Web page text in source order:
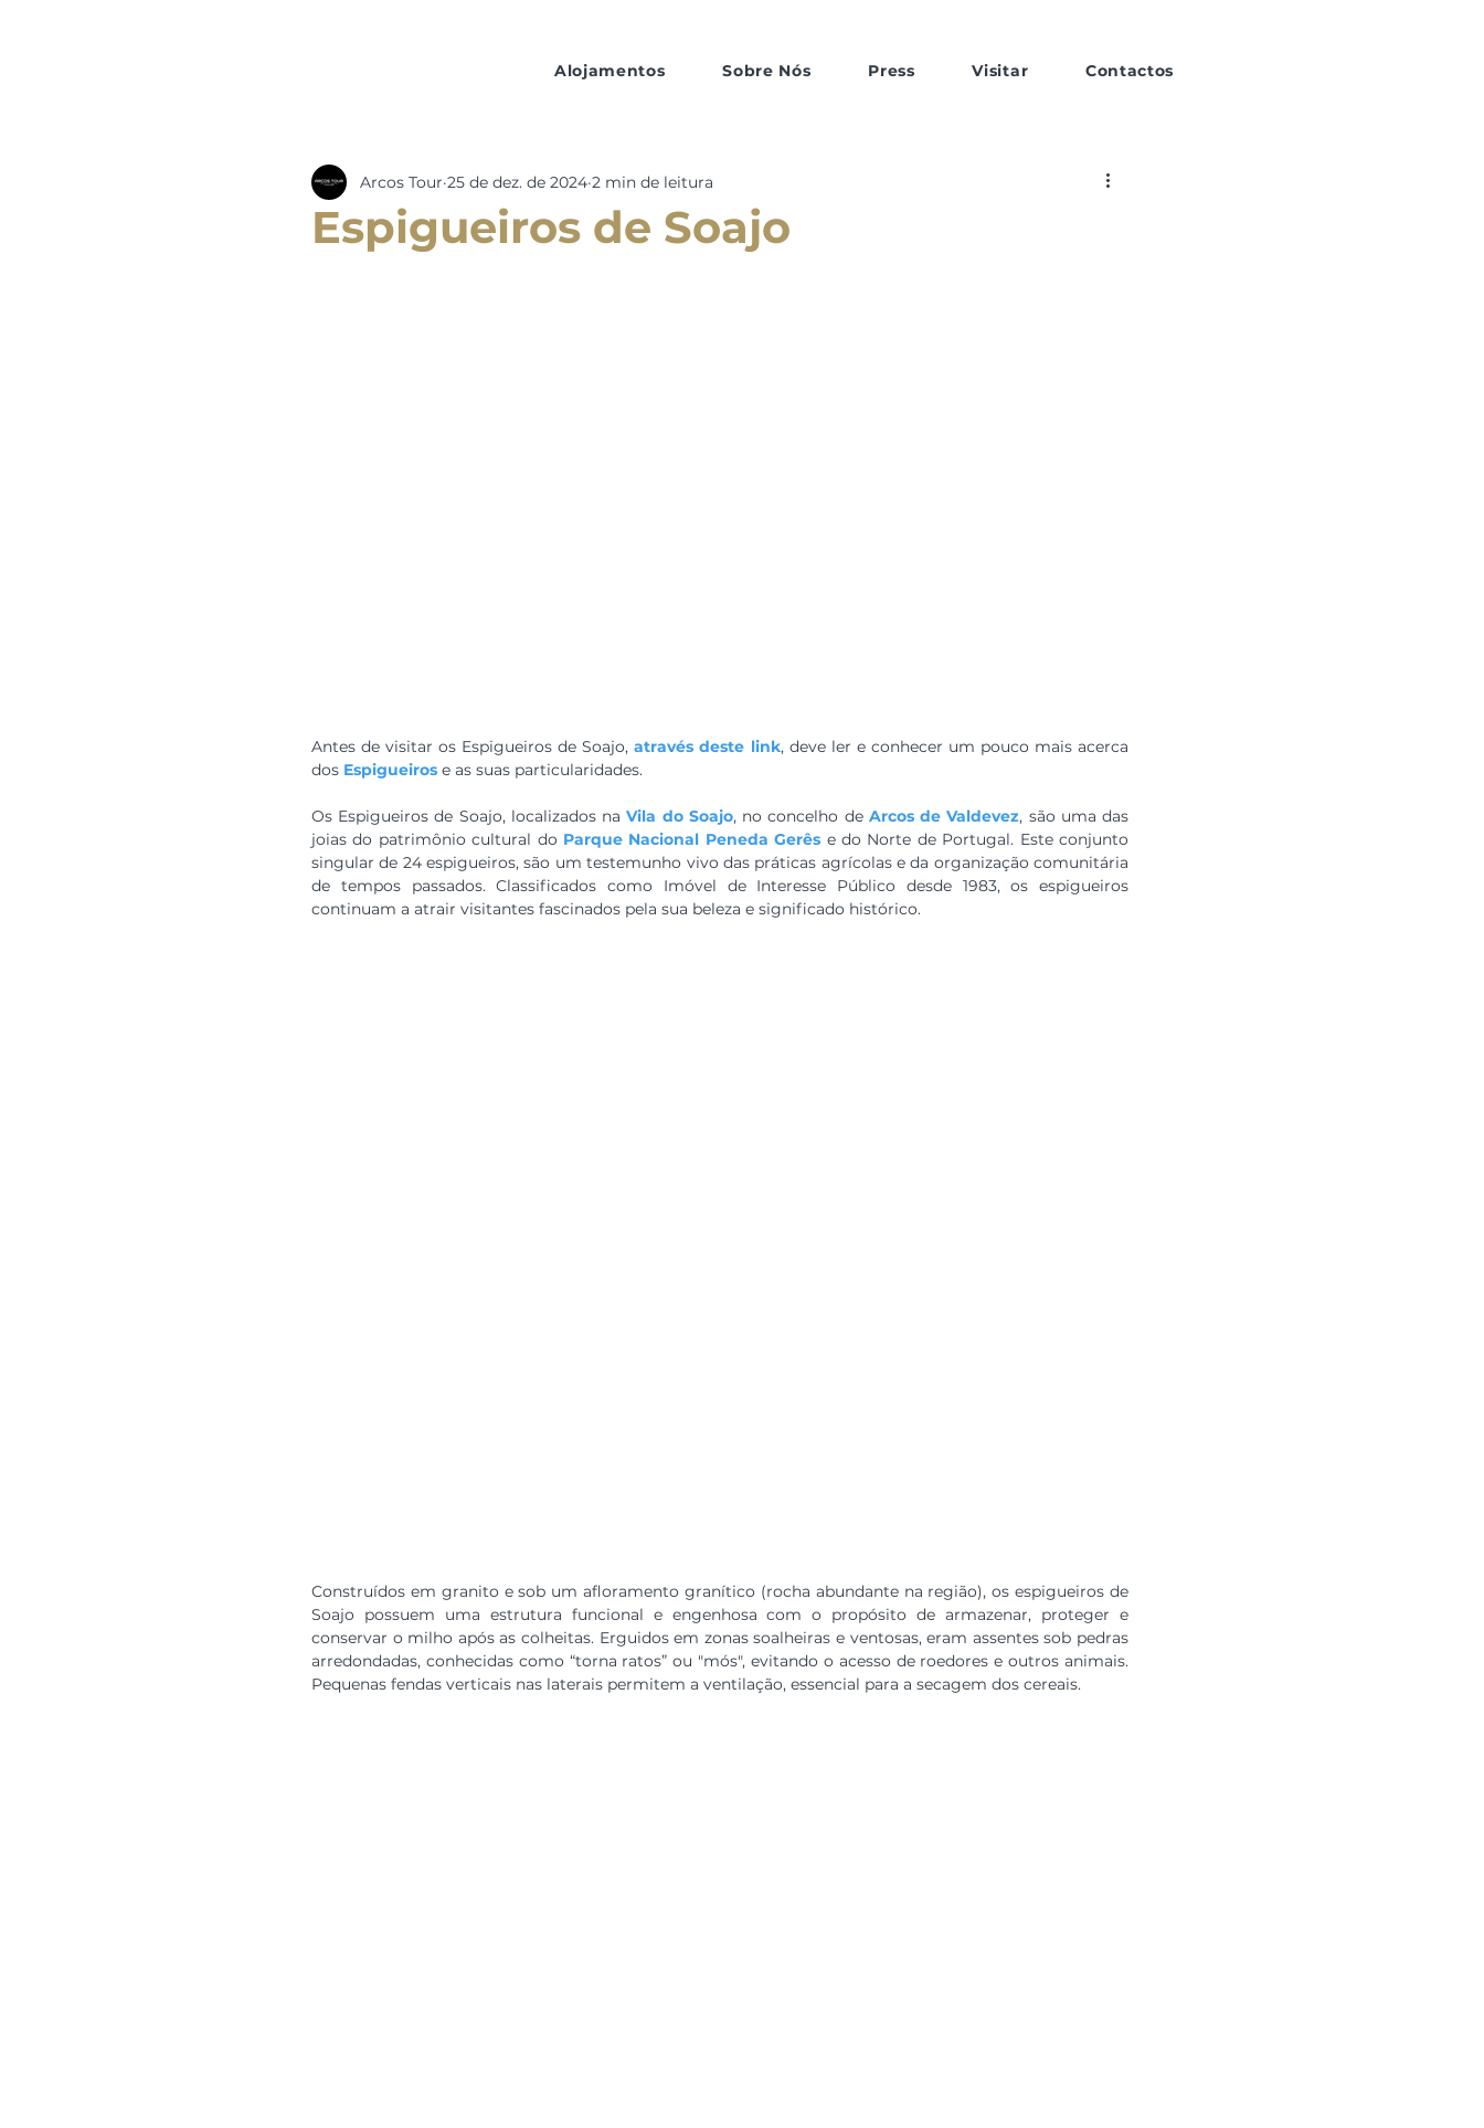
Alojamentos Sobre Nós Press Visitar Contactos
Espigueiros de Soajo
Arcos Tour 25 de dez. de 2024 2 min de leitura
Antes de visitar os Espigueiros de Soajo, através deste link, deve ler e conhecer um pouco mais acerca
dos Espigueiros e as suas particularidades.
Os Espigueiros de Soajo, localizados na Vila do Soajo, no concelho de Arcos de Valdevez, são uma das
joias do patrimônio cultural do Parque Nacional Peneda Gerês e do Norte de Portugal. Este conjunto
singular de 24 espigueiros, são um testemunho vivo das práticas agrícolas e da organização comunitária
de tempos passados. Classificados como Imóvel de Interesse Público desde 1983, os espigueiros
continuam a atrair visitantes fascinados pela sua beleza e significado histórico.
Construídos em granito e sob um afloramento granítico (rocha abundante na região), os espigueiros de
Soajo possuem uma estrutura funcional e engenhosa com o propósito de armazenar, proteger e
conservar o milho após as colheitas. Erguidos em zonas soalheiras e ventosas, eram assentes sob pedras
arredondadas, conhecidas como “torna ratos” ou "mós", evitando o acesso de roedores e outros animais.
Pequenas fendas verticais nas laterais permitem a ventilação, essencial para a secagem dos cereais.